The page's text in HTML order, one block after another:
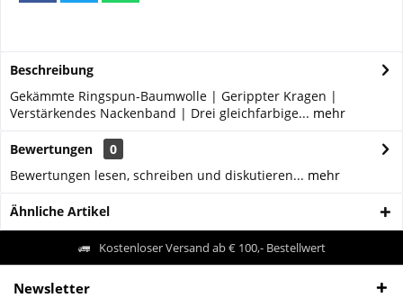
Beschreibung
Gekämmte Ringspun-Baumwolle | Gerippter Kragen |
Verstärkendes Nackenband | Drei gleichfarbige... mehr
Bewertungen
0
Bewertungen lesen, schreiben und diskutieren... mehr
Ähnliche Artikel
Kostenloser Versand ab € 100,- Bestellwert
Newsletter